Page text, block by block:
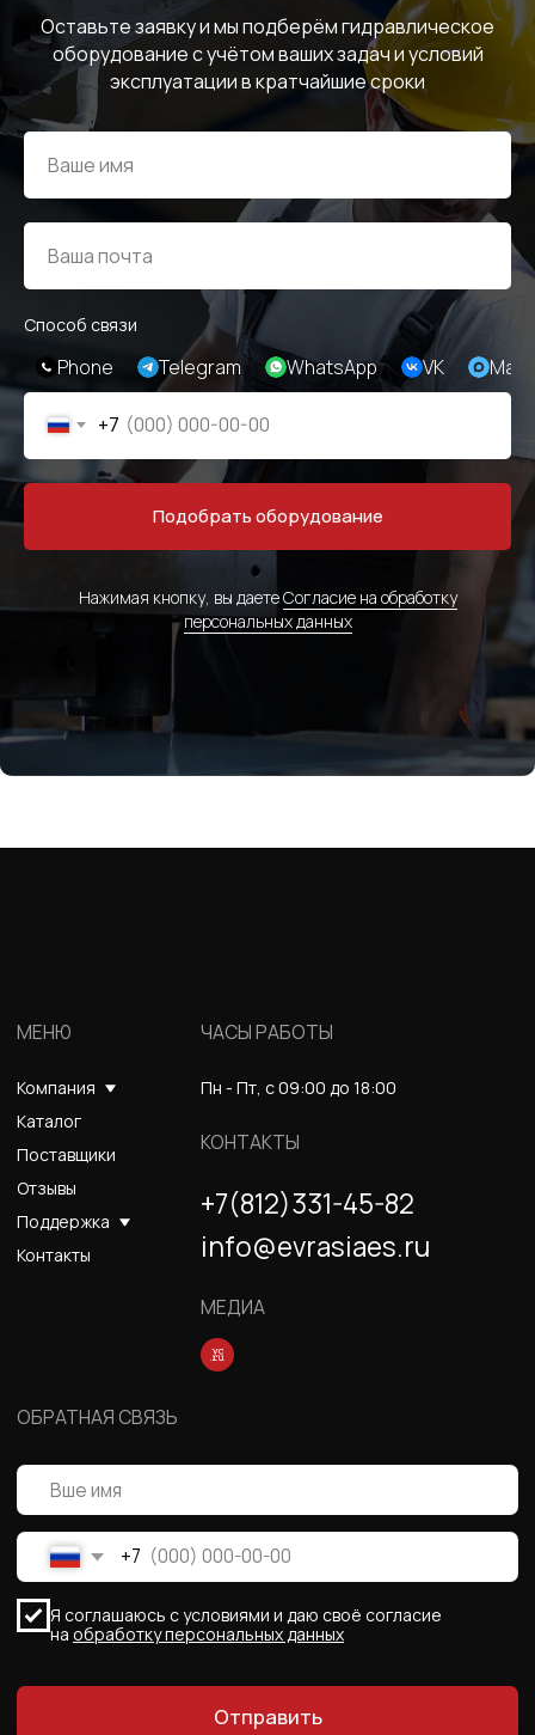
Оставьте заявку и мы подберём гидравлическое
оборудование с учётом ваших задач и условий
эксплуатации в кратчайшие сроки
Способ связи
Phone Telegram WhatsApp VK Max
+7
Подобрать оборудование
Нажимая кнопку, вы даетеСогласие на обработку
персональных данных